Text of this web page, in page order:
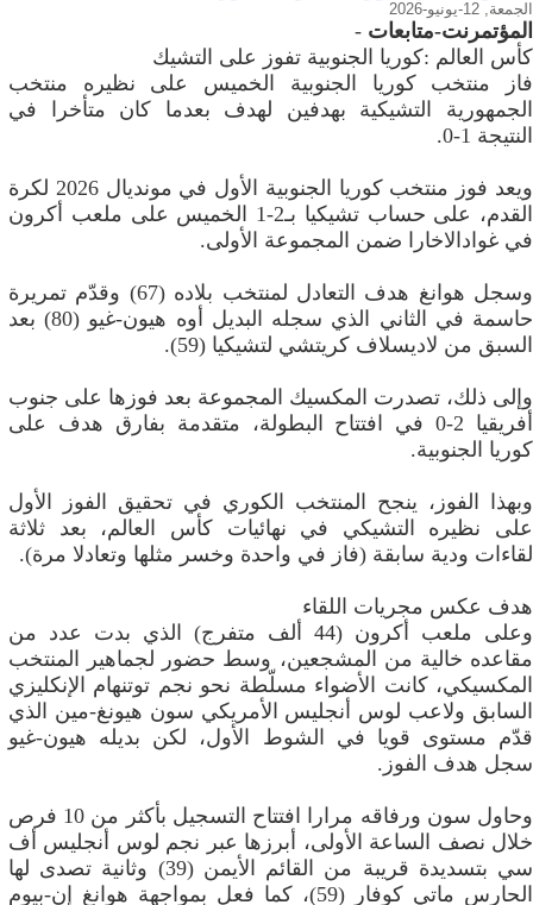
الجمعة, 12-يونيو-2026
المؤتمرنت-متابعات -
كأس العالم :كوريا الجنوبية تفوز على التشيك
فاز منتخب كوريا الجنوبية الخميس على نظيره منتخب
الجمهورية التشيكية بهدفين لهدف بعدما كان متأخرا في
النتيجة 1-0.
ويعد فوز منتخب كوريا الجنوبية الأول في مونديال 2026 لكرة
القدم، على حساب تشيكيا بـ2-1 الخميس على ملعب أكرون
في غوادالاخارا ضمن المجموعة الأولى.
وسجل هوانغ هدف التعادل لمنتخب بلاده (67) وقدّم تمريرة
حاسمة في الثاني الذي سجله البديل أوه هيون-غيو (80) بعد
السبق من لاديسلاف كريتشي لتشيكيا (59).
وإلى ذلك، تصدرت المكسيك المجموعة بعد فوزها على جنوب
أفريقيا 2-0 في افتتاح البطولة، متقدمة بفارق هدف على
كوريا الجنوبية.
وبهذا الفوز، ينجح المنتخب الكوري في تحقيق الفوز الأول
على نظيره التشيكي في نهائيات كأس العالم، بعد ثلاثة
لقاءات ودية سابقة (فاز في واحدة وخسر مثلها وتعادلا مرة).
هدف عكس مجريات اللقاء
وعلى ملعب أكرون (44 ألف متفرج) الذي بدت عدد من
مقاعده خالية من المشجعين، وسط حضور لجماهير المنتخب
المكسيكي، كانت الأضواء مسلّطة نحو نجم توتنهام الإنكليزي
السابق ولاعب لوس أنجليس الأمريكي سون هيونغ-مين الذي
قدّم مستوى قويا في الشوط الأول، لكن بديله هيون-غيو
سجل هدف الفوز.
وحاول سون ورفاقه مرارا افتتاح التسجيل بأكثر من 10 فرص
خلال نصف الساعة الأولى، أبرزها عبر نجم لوس أنجليس أف
سي بتسديدة قريبة من القائم الأيمن (39) وثانية تصدى لها
الحارس ماتي كوفار (59)، كما فعل بمواجهة هوانغ إن-بيوم